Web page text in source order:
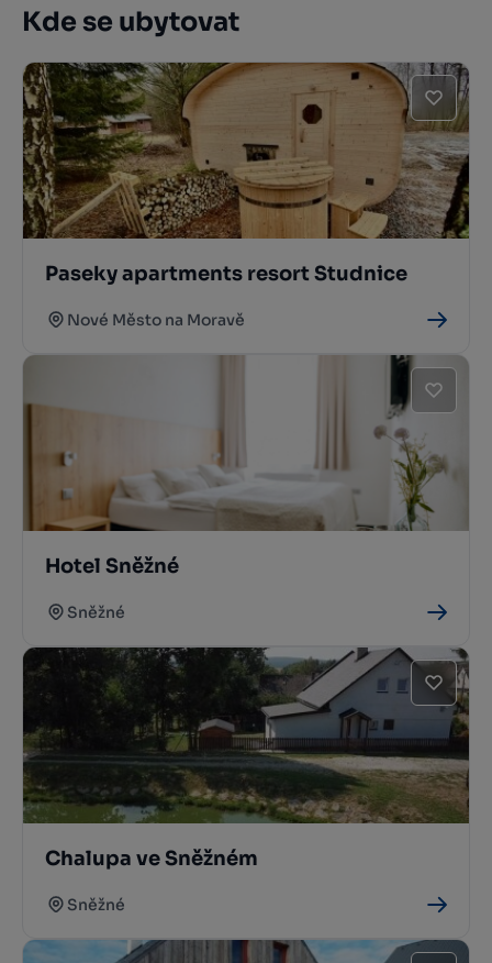
Kde se ubytovat
Paseky apartments resort Studnice
Nové Město na Moravě
Hotel Sněžné
Sněžné
Chalupa ve Sněžném
Sněžné